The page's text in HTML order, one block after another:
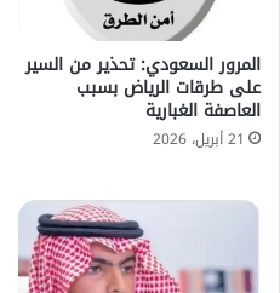
المرور السعودي: تحذير من السير
على طرقات الرياض بسبب
العاصفة الغبارية
21 أبريل، 2026